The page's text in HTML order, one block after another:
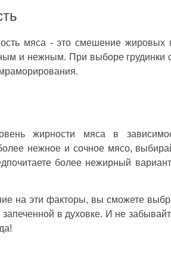
мяса - это смешение
и нежным. При выборе грудинки
жирности мяса в
нежное и сочное мясо,
более нежирный
на эти факторы, вы сможете
запеченной в духовке. И не